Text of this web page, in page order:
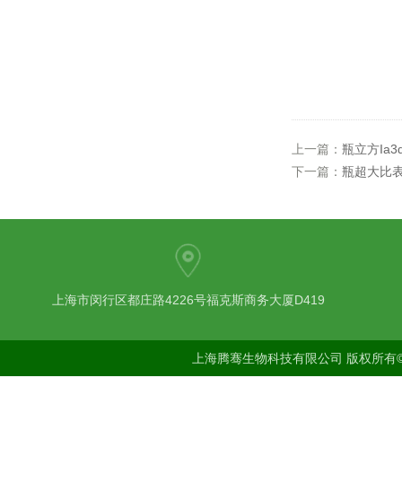
上一篇： 瓶立方
下一篇： 瓶超大比
上海市闵行区都庄路4226号福克斯商务大厦D419
上海腾骞生物科技有限公司 版权所